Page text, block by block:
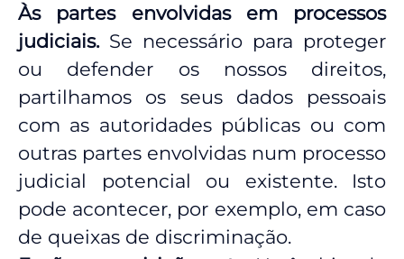
Às partes envolvidas em processos
judiciais.Se necessário para proteger
ou defender os nossos direitos,
partilhamos os seus dados pessoais
com as autoridades públicas ou com
outras partes envolvidas num processo
judicial potencial ou existente. Isto
pode acontecer, por exemplo, em caso
de queixas de discriminação.